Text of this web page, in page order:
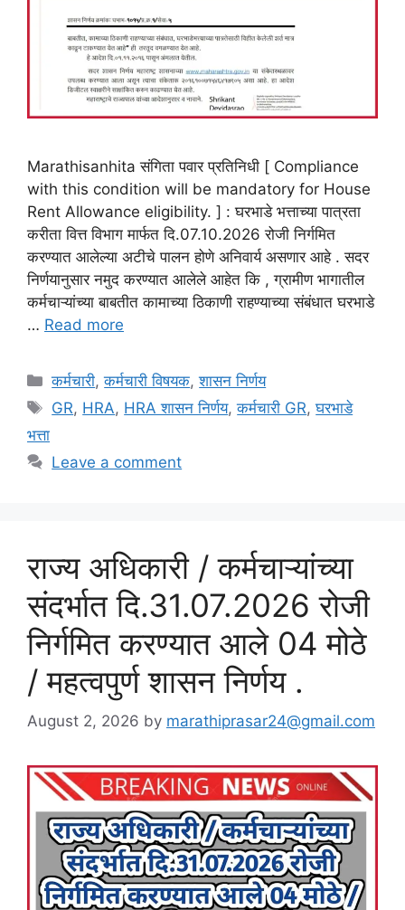
Marathisanhita संगिता पवार प्रतिनिधी [ Compliance
with this condition will be mandatory for House
Rent Allowance eligibility. ] : घरभाडे भत्ताच्या पात्रता
करीता वित्त विभाग मार्फत दि.07.10.2026 रोजी निर्गमित
करण्यात आलेल्या अटीचे पालन होणे अनिवार्य असणार आहे . सदर
निर्णयानुसार नमुद करण्यात आलेले आहेत ‍कि , ग्रामीण भागातील
कर्मचाऱ्यांच्या बाबतीत कामाच्या ठिकाणी राहण्याच्या संबंधात घरभाडे
… Read more
Categories
कर्मचारी,कर्मचारी विषयक,शासन निर्णय
Tags
GR, HRA, HRA शासन निर्णय,कर्मचारी GR,घरभाडे
भत्ता
Leave a comment
राज्य अधिकारी / कर्मचाऱ्यांच्या
संदर्भात दि.31.07.2026 रोजी
निर्गमित करण्यात आले 04 मोठे
/ महत्वपुर्ण शासन निर्णय .
August 2, 2026 by marathiprasar24@gmail.com